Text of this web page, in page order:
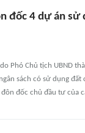
đốc 4 dự án sử
Phó Chủ tịch UBND
sách có sử dụng
đốc chủ đầu tư của